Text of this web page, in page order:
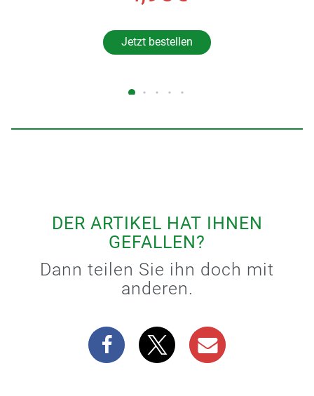
Jetzt bestellen
DER ARTIKEL HAT IHNEN
GEFALLEN?
Dann teilen Sie ihn doch mit
anderen.